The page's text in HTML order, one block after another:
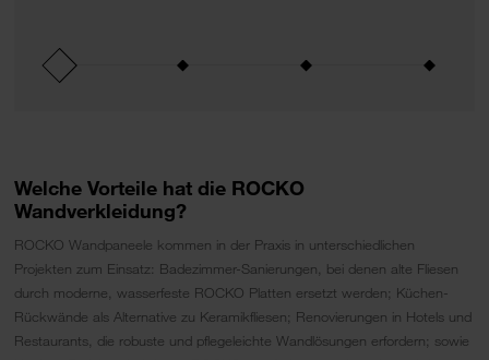
Welche Vorteile hat die ROCKO
Wandverkleidung?
ROCKO Wandpaneele kommen in der Praxis in unterschiedlichen
Projekten zum Einsatz: Badezimmer-Sanierungen, bei denen alte Fliesen
durch moderne, wasserfeste ROCKO Platten ersetzt werden; Küchen-
Rückwände als Alternative zu Keramikfliesen; Renovierungen in Hotels und
Restaurants, die robuste und pflegeleichte Wandlösungen erfordern; sowie